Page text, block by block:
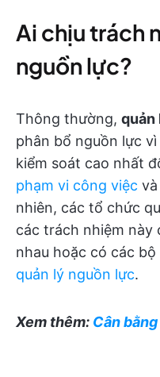
Ai chịu trách
nguồn lực?
Thông thường, quản
phân bổ nguồn lực
kiểm soát cao nhất
phạm vi công việc
nhiên, các tổ chức
các trách nhiệm này
nhau hoặc có các
quản lý nguồn lực.
Xem thêm: Cân